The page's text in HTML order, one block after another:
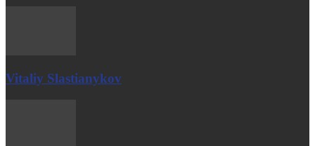
Vitaliy Slastianykov